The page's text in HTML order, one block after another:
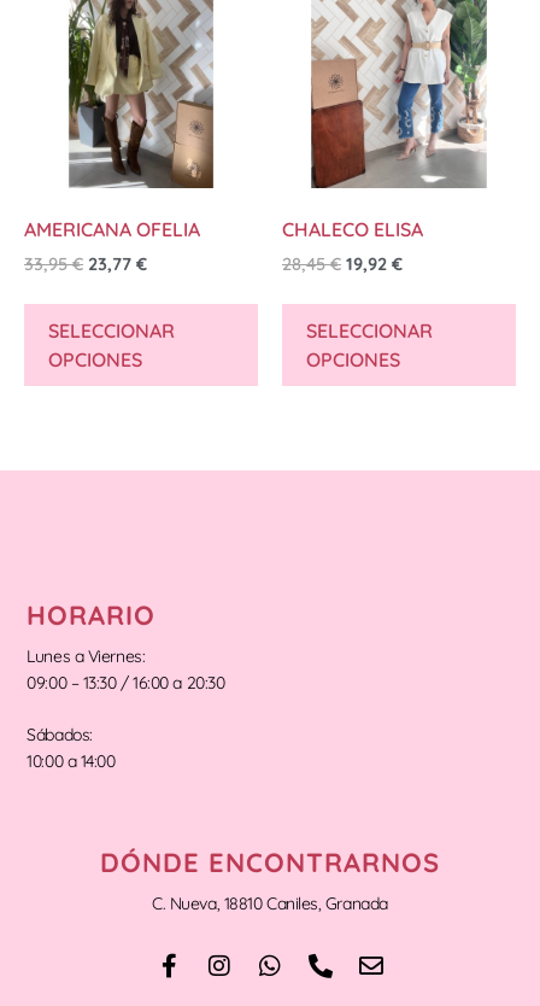
AMERICANA OFELIA
33,95€ 23,77 €
SELECCIONAR
OPCIONES
CHALECO ELISA
28,45€ 19,92 €
SELECCIONAR
OPCIONES
HORARIO
Lunes a Viernes:
09:00 – 13:30 / 16:00 a 20:30
Sábados:
10:00 a 14:00
DÓNDE ENCONTRARNOS
C. Nueva, 18810 Caniles, Granada